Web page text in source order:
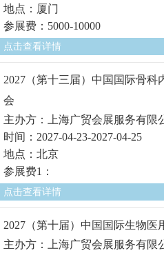
地点：厦门
参展费：5000-10000
点击查看详情
2027（第十三届）中国国际骨
会
主办方：上海广贸会展服务有限
时间：2027-04-23-2027-04-25
地点：北京
参展费1：
点击查看详情
2027（第十届）中国国际生物医
主办方：上海广贸会展服务有限